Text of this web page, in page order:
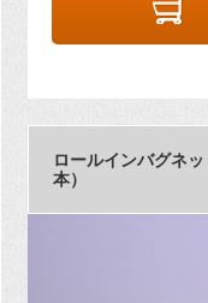
ロールインバグネ
本）